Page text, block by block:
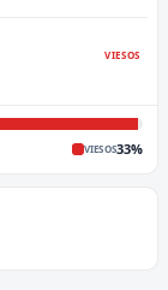
VIESOS
VIESOS33%